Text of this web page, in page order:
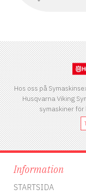
Hos oss på
Husqvarna Viking
symaskiner
Information
STARTSIDA